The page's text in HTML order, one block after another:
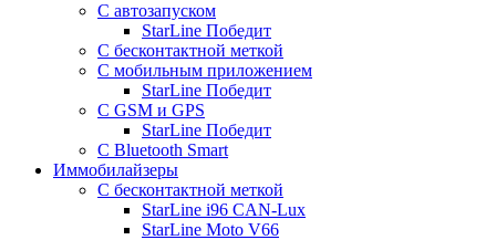
С автозапуском
StarLine Победит
С бесконтактной меткой
С мобильным приложением
StarLine Победит
С GSM и GPS
StarLine Победит
С Bluetooth Smart
Иммобилайзеры
С бесконтактной меткой
StarLine i96 CAN-Lux
StarLine Moto V66